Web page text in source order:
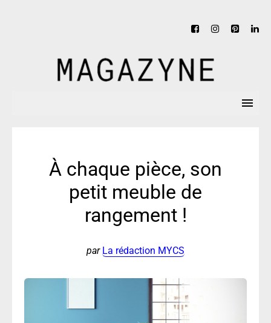
À chaque pièce, son
petit meuble de
rangement !
par La rédaction MYCS